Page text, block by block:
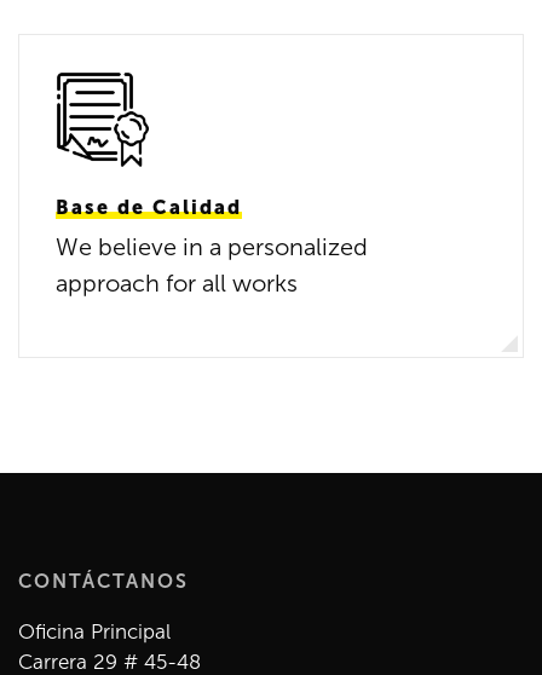
Base de Calidad
We believe in a personalized
approach for all works
CONTÁCTANOS
Oficina Principal
Carrera 29 # 45-48